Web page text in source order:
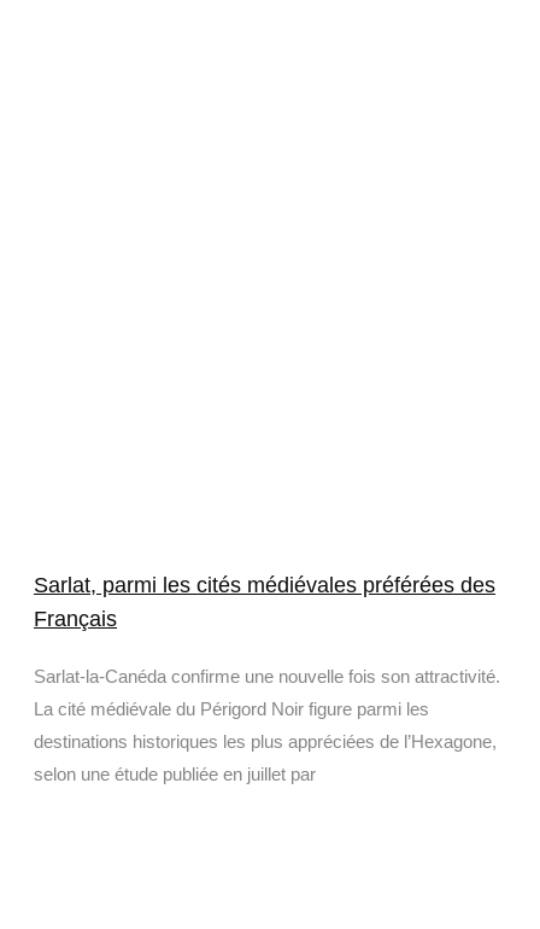
Sarlat, parmi les cités médiévales préférées des
Français
Sarlat-la-Canéda confirme une nouvelle fois son attractivité.
La cité médiévale du Périgord Noir figure parmi les
destinations historiques les plus appréciées de l’Hexagone,
selon une étude publiée en juillet par